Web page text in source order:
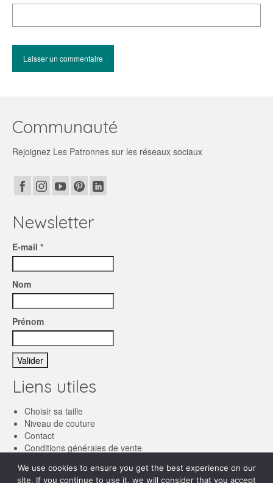
Communauté
Rejoignez Les Patronnes sur les réseaux sociaux
Newsletter
E-mail *
Nom
Prénom
Liens utiles
Choisir sa taille
Niveau de couture
Contact
Conditions générales de vente
We use cookies to ensure you get the best experience on our
site. If you continue to use it, we will consider that you accept